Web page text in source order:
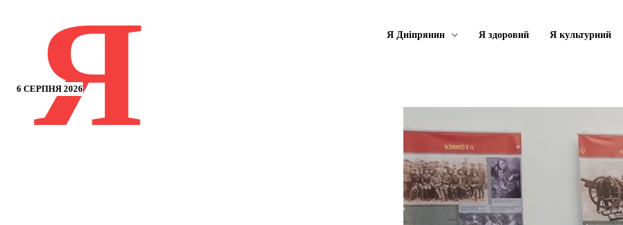
6 СЕРПНЯ 2026
Я Я Дніпрянин Я здоровий Я культурний